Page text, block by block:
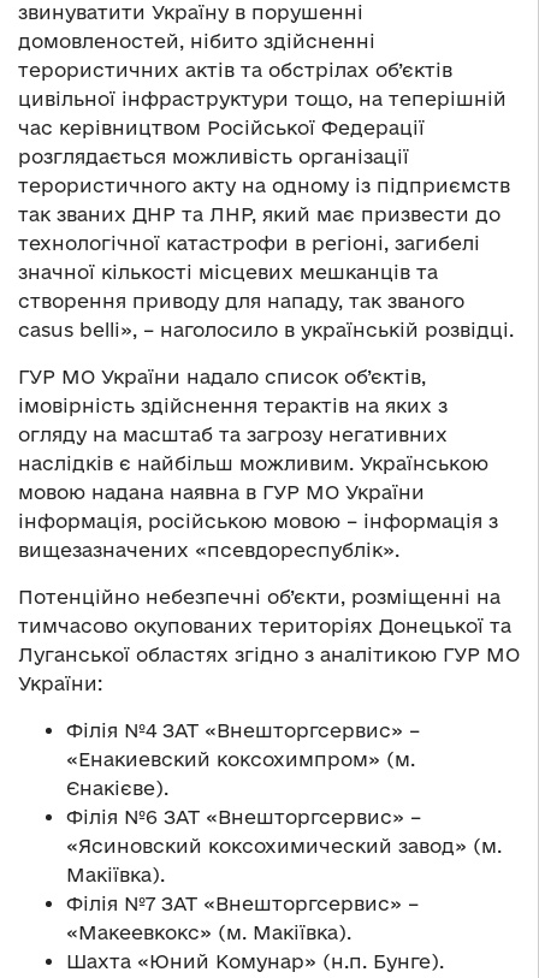
звинуватити Україну в порушенні
домовленостей, нібито здійсненні
терористичних актів та обстрілах об’єктів
цивільної інфраструктури тощо, на теперішній
час керівництвом Російської Федерації
розглядається можливість організації
терористичного акту на одному із підприємств
так званих ДНР та ЛНР, який має призвести до
технологічної катастрофи в регіоні, загибелі
значної кількості місцевих мешканців та
створення приводу для нападу, так званого
casus belli», – наголосило в українській розвідці.
ГУР МО України надало список об’єктів,
імовірність здійснення терактів на яких з
огляду на масштаб та загрозу негативних
наслідків є найбільш можливим. Українською
мовою надана наявна в ГУР МО України
інформація, російською мовою – інформація з
вищезазначених «псевдореспублік».
Потенційно небезпечні об’єкти, розміщенні на
тимчасово окупованих територіях Донецької та
Луганської областях згідно з аналітикою ГУР МО
України:
Філія №4 ЗАТ «Внешторгсервис» –
«Енакиевский коксохимпром» (м.
Єнакієве).
Філія №6 ЗАТ «Внешторгсервис» –
«Ясиновский коксохимический завод» (м.
Макіївка).
Філія №7 ЗАТ «Внешторгсервис» –
«Макеевкокс» (м. Макіївка).
Шахта «Юний Комунар» (н.п. Бунге).